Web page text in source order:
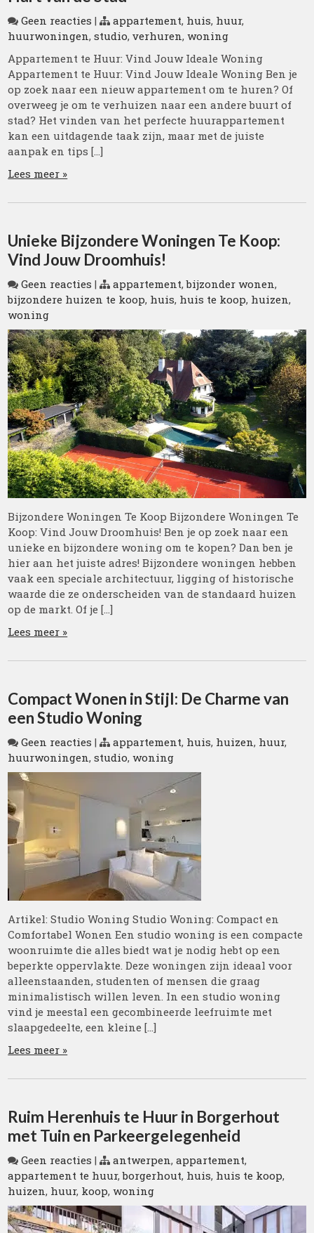
Geen reacties | appartement, huis, huur,
huurwoningen,studio,verhuren,woning
Appartement te Huur: Vind Jouw Ideale Woning
Appartement te Huur: Vind Jouw Ideale Woning Ben je
op zoek naar een nieuw appartement om te huren? Of
overweeg je om te verhuizen naar een andere buurt of
stad? Het vinden van het perfecte huurappartement
kan een uitdagende taak zijn, maar met de juiste
aanpak en tips […]
Lees meer »
Unieke Bijzondere Woningen Te Koop:
Vind Jouw Droomhuis!
Geen reacties | appartement,bijzonder wonen,
bijzondere huizen te koop, huis, huis te koop, huizen,
woning
Bijzondere Woningen Te Koop Bijzondere Woningen Te
Koop: Vind Jouw Droomhuis! Ben je op zoek naar een
unieke en bijzondere woning om te kopen? Dan ben je
hier aan het juiste adres! Bijzondere woningen hebben
vaak een speciale architectuur, ligging of historische
waarde die ze onderscheiden van de standaard huizen
op de markt. Of je […]
Lees meer »
Compact Wonen in Stijl: De Charme van
een Studio Woning
Geen reacties | appartement, huis, huizen, huur,
huurwoningen,studio,woning
Artikel: Studio Woning Studio Woning: Compact en
Comfortabel Wonen Een studio woning is een compacte
woonruimte die alles biedt wat je nodig hebt op een
beperkte oppervlakte. Deze woningen zijn ideaal voor
alleenstaanden, studenten of mensen die graag
minimalistisch willen leven. In een studio woning
vind je meestal een gecombineerde leefruimte met
slaapgedeelte, een kleine […]
Lees meer »
Ruim Herenhuis te Huur in Borgerhout
met Tuin en Parkeergelegenheid
Geen reacties | antwerpen,appartement,
appartement te huur,borgerhout, huis, huis te koop,
huizen, huur, koop,woning